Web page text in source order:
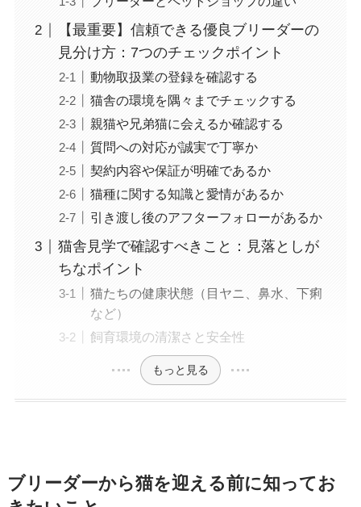
【最重要】信頼できる優良ブリーダーの
見分け方：7つのチェックポイント
動物取扱業の登録を確認する
猫舎の環境を隅々までチェックする
親猫や兄弟猫に会えるか確認する
質問への対応が誠実で丁寧か
契約内容や保証が明確であるか
猫種に関する知識と愛情があるか
引き渡し後のアフターフォローがあるか
猫舎見学で確認すべきこと：見落としが
ちなポイント
猫たちの健康状態（目ヤニ、鼻水、下痢
など）
飼育環境の清潔さと安全性
もっと見る
ブリーダーから猫を迎える前に知ってお